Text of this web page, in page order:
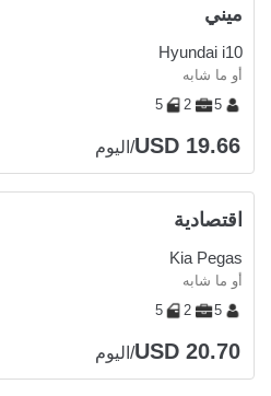
ميني
Hyundai i10
أو ما شابه
5
2
5
USD 19.66/اليوم
اقتصادية
Kia Pegas
أو ما شابه
5
2
5
USD 20.70/اليوم